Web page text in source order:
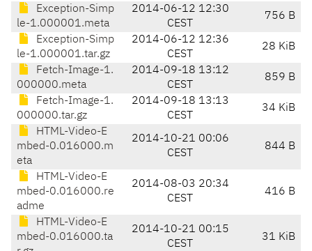
Exception-Simp
le-1.000001.meta
2014-06-12 12:30
CEST
756 B
Exception-Simp
le-1.000001.tar.gz
2014-06-12 12:36
CEST
28 KiB
Fetch-Image-1.
000000.meta
2014-09-18 13:12
CEST
859 B
Fetch-Image-1.
000000.tar.gz
2014-09-18 13:13
CEST
34 KiB
HTML-Video-E
mbed-0.016000.m
eta
2014-10-21 00:06
CEST
844 B
HTML-Video-E
mbed-0.016000.re
adme
2014-08-03 20:34
CEST
416 B
HTML-Video-E
mbed-0.016000.ta
2014-10-21 00:15
CEST
31 KiB